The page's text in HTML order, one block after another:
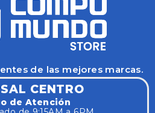
de las mejores marcas.
CENTRO
de Atención